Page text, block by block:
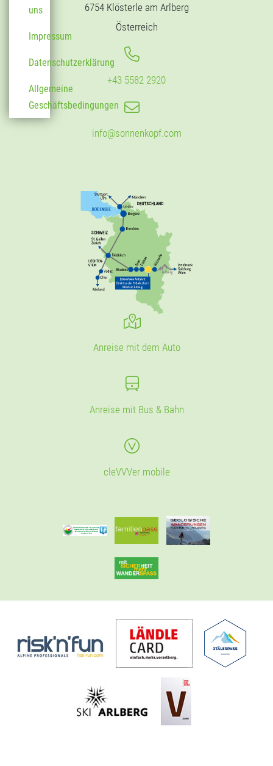
uns
Impressum
Datenschutzerklärung
Allgemeine
Geschäftsbedingungen
6754 Klösterle am Arlberg
Österreich
+43 5582 2920
info@sonnenkopf.com
Anreise mit dem Auto
Anreise mit Bus & Bahn
cleVVVer mobile